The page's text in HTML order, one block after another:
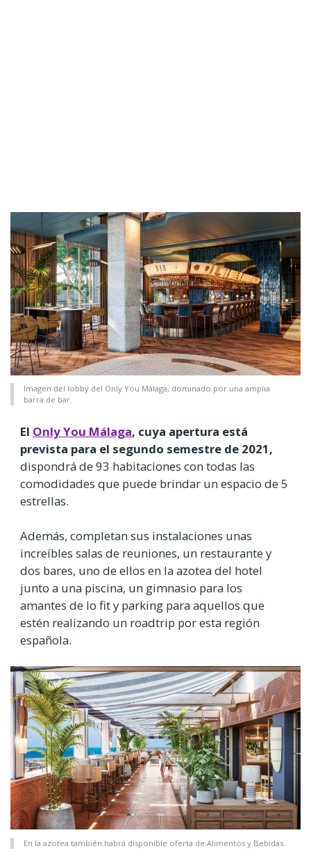
Imagen del lobby del Only You Málaga, dominado por una amplia
barra de bar.
El Only You Málaga, cuya apertura está
prevista para el segundo semestre de 2021,
dispondrá de 93 habitaciones con todas las
comodidades que puede brindar un espacio de 5
estrellas.
Además, completan sus instalaciones unas
increíbles salas de reuniones, un restaurante y
dos bares, uno de ellos en la azotea del hotel
junto a una piscina, un gimnasio para los
amantes de lo fit y parking para aquellos que
estén realizando un roadtrip por esta región
española.
En la azotea también habrá disponible oferta de Alimentos y Bebidas.